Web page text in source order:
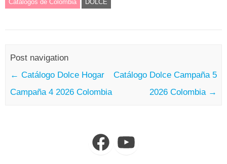
Catálogos de Colombia DOLCE
Post navigation
← Catálogo Dolce Hogar
Campaña 4 2026 Colombia
Catálogo Dolce Campaña 5
2026 Colombia →
FacebookYouTube